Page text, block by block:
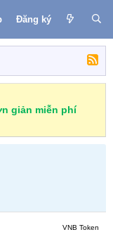
Đăng ký
giản miễn phí
VNB Token